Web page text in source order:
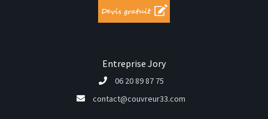
Entreprise Jory
06 20 89 87 75
contact@couvreur33.com